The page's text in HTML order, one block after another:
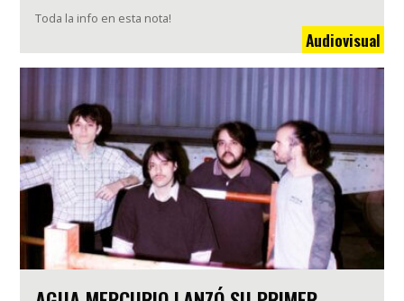
Toda la info en esta nota!
Audiovisual